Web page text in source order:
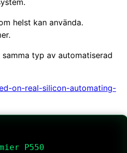
helst kan använda.
typ av automatiserad
on-real-silicon-automating-
P550